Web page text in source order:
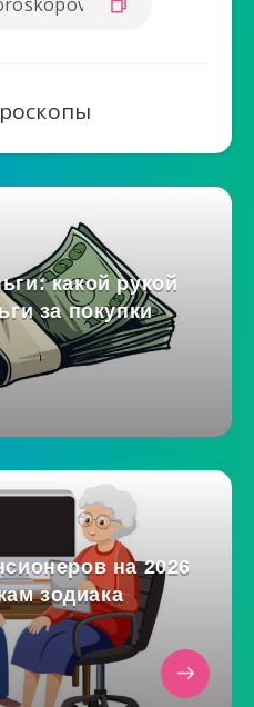
какой рукой
за покупки
на 2026
зодиака